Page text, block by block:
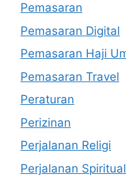
Pemasaran
Pemasaran Digital
Pemasaran Haji
Pemasaran Travel
Peraturan
Perizinan
Perjalanan Religi
Perjalanan Spiritual